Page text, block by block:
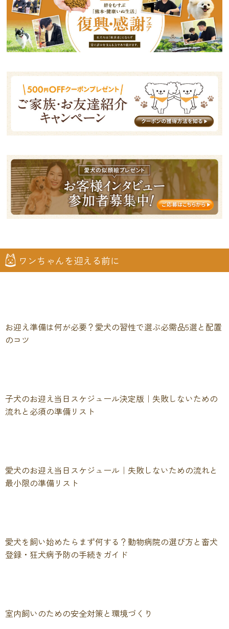
ワンちゃんを迎える前に
お迎え準備は何が必要？愛犬の習性で選ぶ必需品5選と配置
のコツ
子犬のお迎え当日スケジュール決定版｜失敗しないための
流れと必須の準備リスト
愛犬のお迎え当日スケジュール｜失敗しないための流れと
最小限の準備リスト
愛犬を飼い始めたらまず何する？動物病院の選び方と畜犬
登録・狂犬病予防の手続きガイド
室内飼いのための安全対策と環境づくり